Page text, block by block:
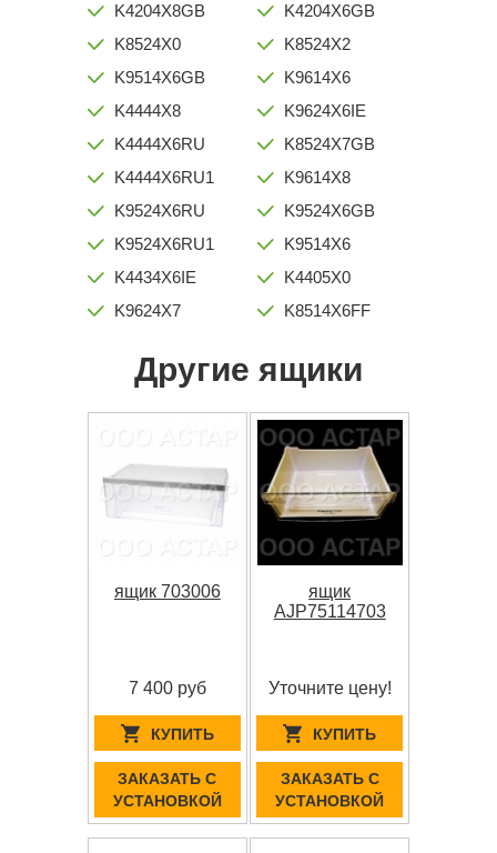
K4204X8GB
K8524X0
K9514X6GB
K4444X8
K4444X6RU
K4444X6RU1
K9524X6RU
K9524X6RU1
K4434X6IE
K9624X7
K4204X6GB
K8524X2
K9614X6
K9624X6IE
K8524X7GB
K9614X8
K9524X6GB
K9514X6
K4405X0
K8514X6FF
Другие ящики
ящик 703006
7 400 руб
КУПИТЬ
ЗАКАЗАТЬ С
УСТАНОВКОЙ
ящик
AJP75114703
Уточните цену!
КУПИТЬ
ЗАКАЗАТЬ С
УСТАНОВКОЙ